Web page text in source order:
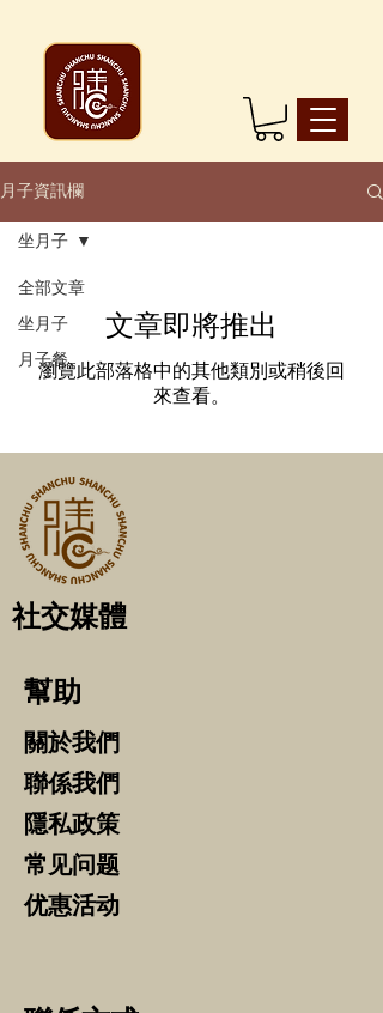
月子資訊欄
全部文章
坐月子
月子餐
坐月子
文章即將推出
瀏覽此部落格中的其他類別或稍後回
來查看。
社交媒體
​幫助
關於我們
聯係我們
​隱私政策
常见问题
​优惠活动